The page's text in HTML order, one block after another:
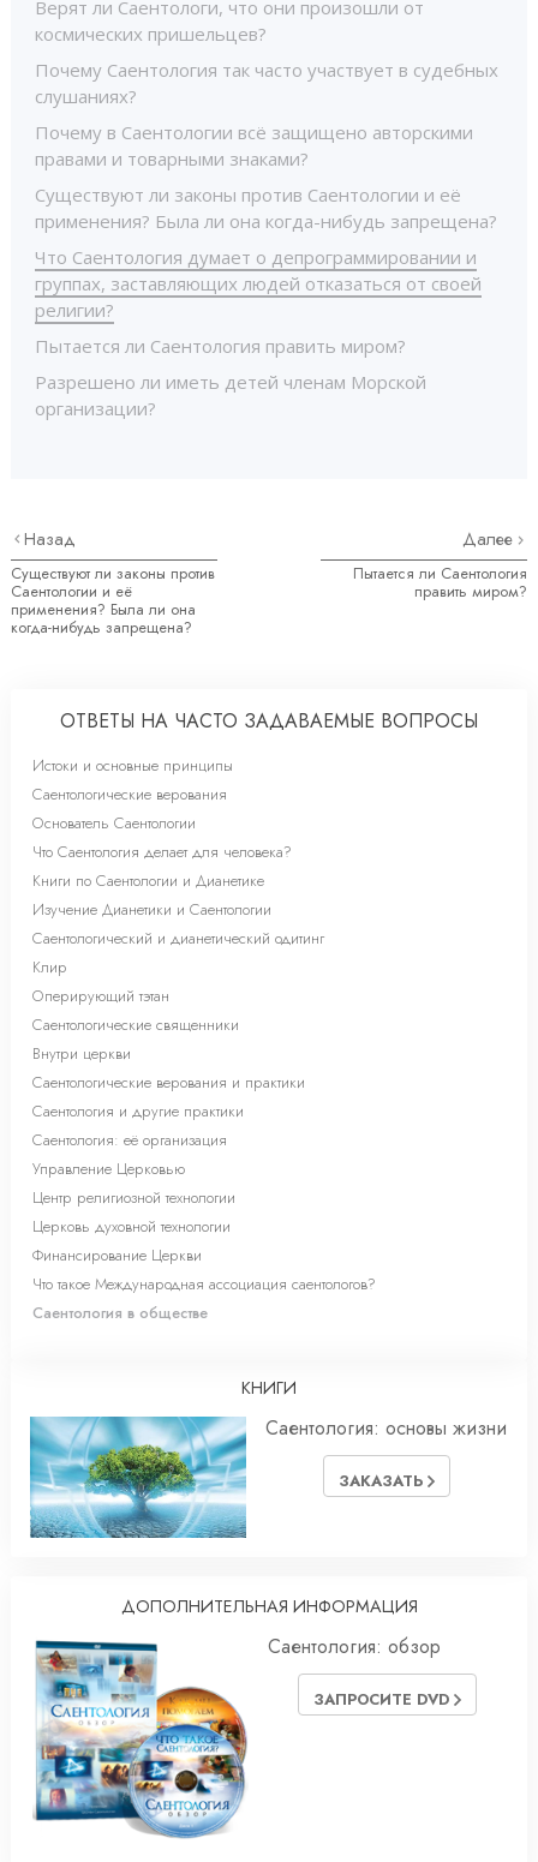
Верят ли Саентологи, что они произошли от
космических пришельцев?
Почему Саентология так часто участвует в судебных
слушаниях?
Почему в Саентологии всё защищено авторскими
правами и товарными знаками?
Существуют ли законы против Саентологии и её
применения? Была ли она когда-нибудь запрещена?
Что Саентология думает о депрограммировании и
группах, заставляющих людей отказаться от своей
религии?
Пытается ли Саентология править миром?
Разрешено ли иметь детей членам Морской
организации?
Назад
Существуют ли законы против
Саентологии и её
применения? Была ли она
когда-нибудь запрещена?
Далее
Пытается ли Саентология
править миром?
ОТВЕТЫ НА ЧАСТО ЗАДАВАЕМЫЕ ВОПРОСЫ
Истоки и основные принципы
Саентологические верования
Основатель Саентологии
Что Саентология делает для человека?
Книги по Саентологии и Дианетике
Изучение Дианетики и Саентологии
Саентологический и дианетический одитинг
Клир
Оперирующий тэтан
Саентологические священники
Внутри церкви
Саентологические верования и практики
Саентология и другие практики
Саентология: её организация
Управление Церковью
Центр религиозной технологии
Церковь духовной технологии
Финансирование Церкви
Что такое Международная ассоциация саентологов?
Саентология в обществе
КНИГИ
Саентология: основы жизни
ЗАКАЗАТЬ
ДОПОЛНИТЕЛЬНАЯ ИНФОРМАЦИЯ
Саентология: обзор
ЗАПРОСИТЕ DVD